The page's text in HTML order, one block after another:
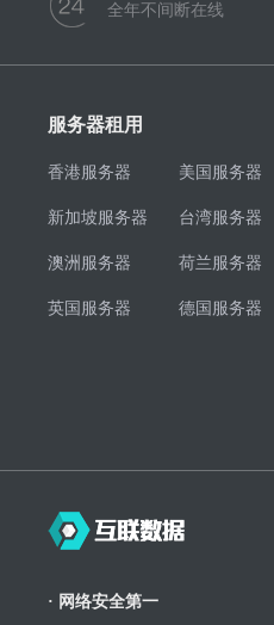
全年不间断在线
服务器租用
香港服务器 美国服务器
新加坡服务器 台湾服务器
澳洲服务器 荷兰服务器
英国服务器 德国服务器
· 网络安全第一